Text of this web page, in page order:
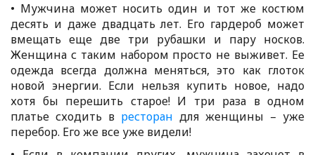
• Мужчина может носить один и тот же костюм
десять и даже двадцать лет. Его гардероб может
вмещать еще две три рубашки и пару носков.
Женщина с таким набором просто не выживет. Ее
одежда всегда должна меняться, это как глоток
новой энергии. Если нельзя купить новое, надо
хотя бы перешить старое! И три раза в одном
платье сходить в ресторан для женщины – уже
перебор. Его же все уже видели!